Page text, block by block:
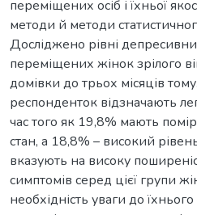
переміщених осіб і їхньої
методи й методи
Досліджено рівні
переміщених жінок зрілого
домівки до трьох місяців
респонденток відзначають
час того як 19,8% мають
стан, а 18,8% – високий
вказують на високу
симптомів серед цієї групи
необхідність уваги до